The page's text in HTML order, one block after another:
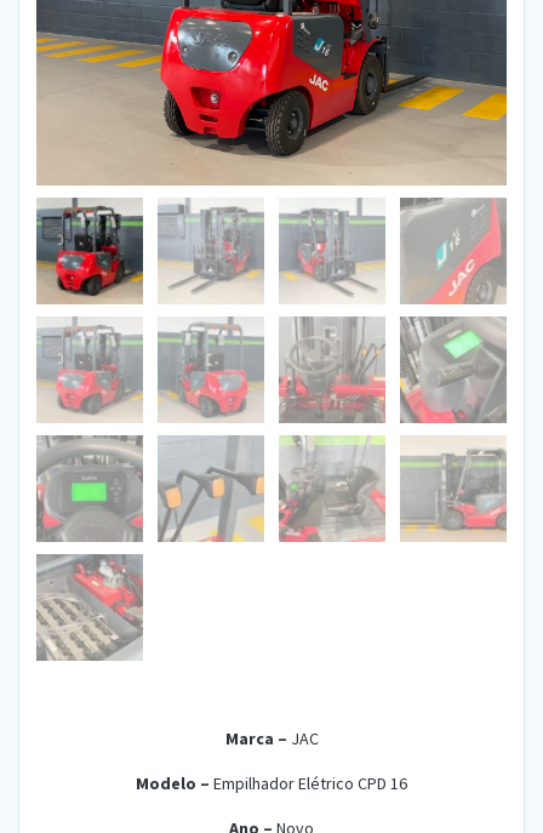
Marca – JAC
Modelo – Empilhador Elétrico CPD 16
Ano – Novo